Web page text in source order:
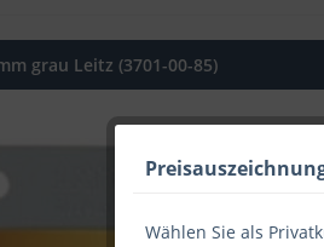
grau Leitz (3701-00-85)
Wählen Sie als